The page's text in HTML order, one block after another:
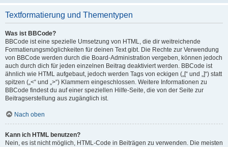
Textformatierung und Thementypen
Was ist BBCode?
BBCode ist eine spezielle Umsetzung von HTML, die dir weitreichende
Formatierungsmöglichkeiten für deinen Text gibt. Die Rechte zur Verwendung
von BBCode werden durch die Board-Administration vergeben, können jedoch
auch durch dich für jeden einzelnen Beitrag deaktiviert werden. BBCode ist
ähnlich wie HTML aufgebaut, jedoch werden Tags von eckigen („[“ und „]“) statt
spitzen („<“ und „>“) Klammern eingeschlossen. Weitere Informationen zu
BBCode findest du auf einer speziellen Hilfe-Seite, die von der Seite zur
Beitragserstellung aus zugänglich ist.
Nach oben
Kann ich HTML benutzen?
Nein, es ist nicht möglich, HTML-Code in Beiträgen zu verwenden. Die meisten